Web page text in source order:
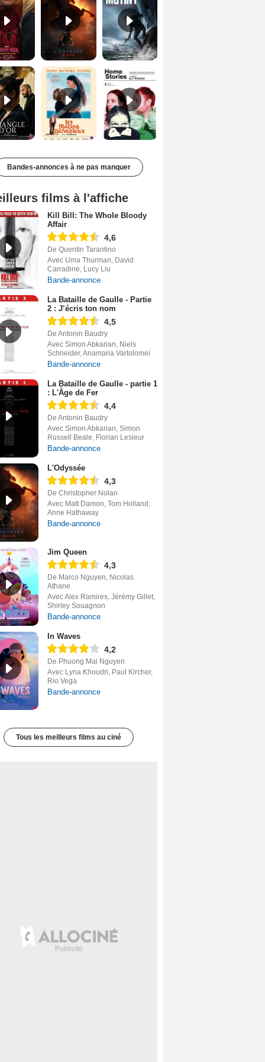
Les Matins merveilleux Bande-annonce VF Home stories Bande-annonce VO STFR
Bandes-annonces à ne pas manquer
films à l'affiche
Kill Bill: The Whole Bloody
Affair
4,6
De Quentin Tarantino
Avec Uma Thurman, David
Carradine, Lucy Liu
Bande-annonce
La Bataille de Gaulle - Partie
2 : J’écris ton nom
4,5
De Antonin Baudry
Avec Simon Abkarian, Niels
Schneider, Anamaria Vartolomei
Bande-annonce
La Bataille de Gaulle - partie 1
: L'Âge de Fer
4,4
De Antonin Baudry
Avec Simon Abkarian, Simon
Russell Beale, Florian Lesieur
Bande-annonce
L'Odyssée
4,3
De Christopher Nolan
Avec Matt Damon, Tom Holland,
Anne Hathaway
Bande-annonce
Jim Queen
4,3
De Marco Nguyen, Nicolas
Athane
Avec Alex Ramires, Jérémy Gillet,
Shirley Souagnon
Bande-annonce
In Waves
4,2
De Phuong Mai Nguyen
Avec Lyna Khoudri, Paul Kircher,
Rio Vega
Bande-annonce
Tous les meilleurs films au ciné